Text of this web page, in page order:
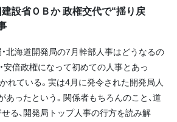
設省ＯＢか 政権交代で“揺り戻
北海道開発局の7月幹部人事はどうなるの
安倍政権になって初めての人事とあっ
れている。実は4月に発令された開発局人
あったという。関係者もちろんのこと、道
る、開発局トップ人事の行方を読み解